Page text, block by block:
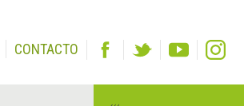
CONTACTO